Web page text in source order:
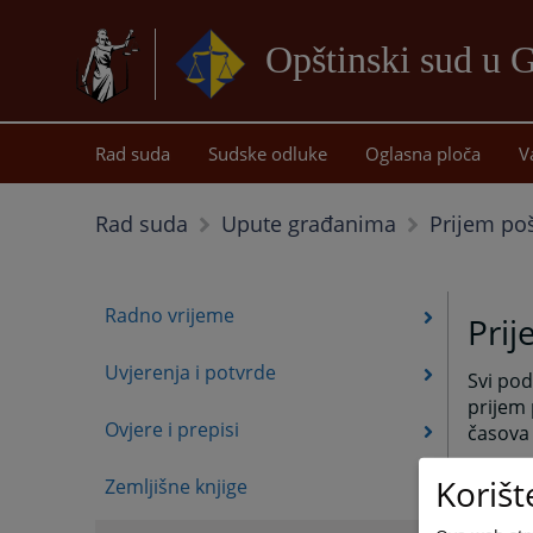
Opštinski sud u
Rad suda Sudske odluke Oglasna ploča
Rad suda Upute građanima Prijem
Radno vrijeme
Uvjerenja i potvrde
Ovjere i prepisi
Zemljišne knjige
Svi
prijem
Armije
75320